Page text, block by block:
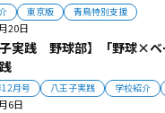
東京版 青鳥特別支援
20日
子実践 野球部】「野球×ベ
月号 八王子実践 学校紹介
6日